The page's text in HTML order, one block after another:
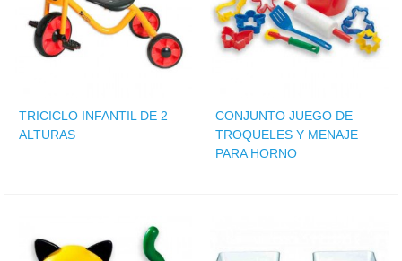
TRICICLO INFANTIL DE 2
ALTURAS
CONJUNTO JUEGO DE
TROQUELES Y MENAJE
PARA HORNO